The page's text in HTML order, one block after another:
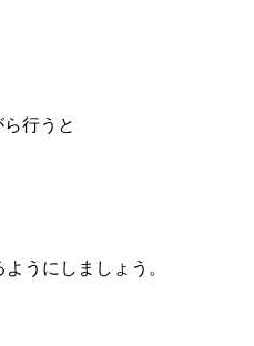
行うと
うにしましょう。